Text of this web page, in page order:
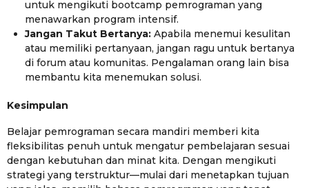
untuk mengikuti bootcamp pemrograman yang
menawarkan program intensif.
Jangan Takut Bertanya: Apabila menemui kesulitan
atau memiliki pertanyaan, jangan ragu untuk bertanya
di forum atau komunitas. Pengalaman orang lain bisa
membantu kita menemukan solusi.
Kesimpulan
Belajar pemrograman secara mandiri memberi kita
fleksibilitas penuh untuk mengatur pembelajaran sesuai
dengan kebutuhan dan minat kita. Dengan mengikuti
strategi yang terstruktur—mulai dari menetapkan tujuan